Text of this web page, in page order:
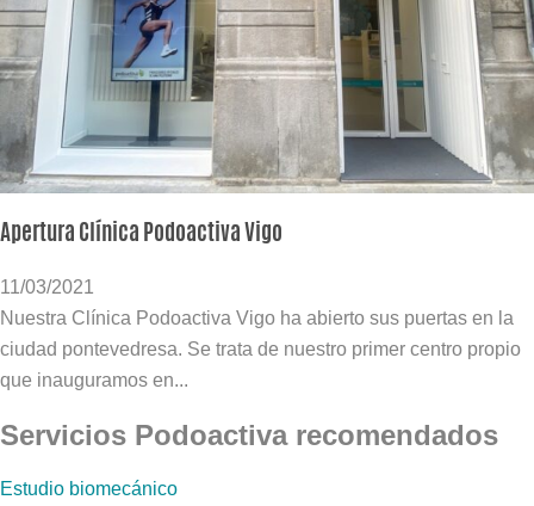
Apertura Clínica Podoactiva Vigo
11/03/2021
Nuestra Clínica Podoactiva Vigo ha abierto sus puertas en la
ciudad pontevedresa. Se trata de nuestro primer centro propio
que inauguramos en...
Servicios Podoactiva recomendados
Estudio biomecánico